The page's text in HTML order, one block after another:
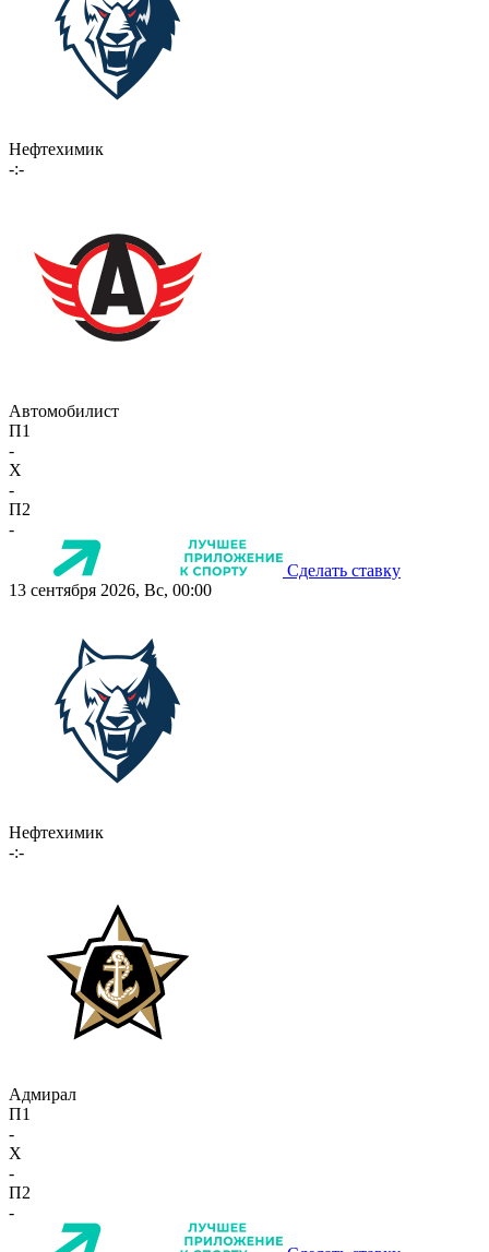
Нефтехимик
-:-
Автомобилист
П1
-
X
-
П2
-
Сделать ставку
13 сентября 2026, Вс, 00:00
Нефтехимик
-:-
Адмирал
П1
-
X
-
П2
-